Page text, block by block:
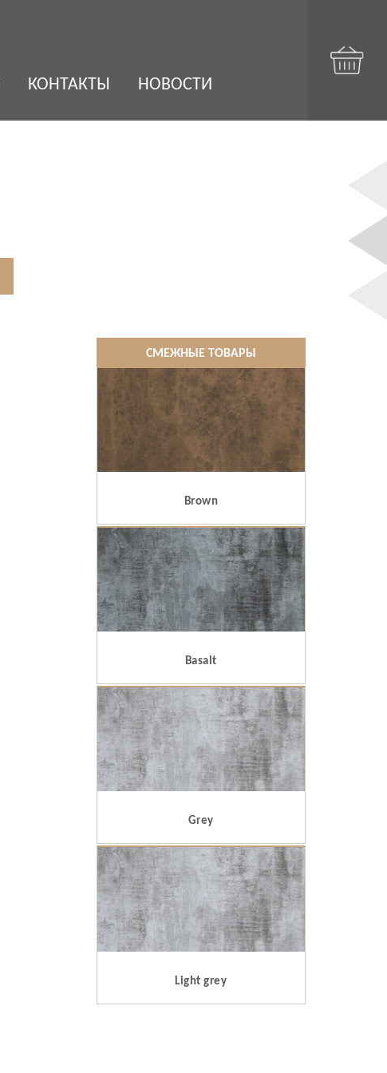
КОНТАКТЫ НОВОСТИ
СМЕЖНЫЕ ТОВАРЫ
Brown
Basalt
Grey
Light grey